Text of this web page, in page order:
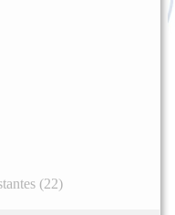
(22)